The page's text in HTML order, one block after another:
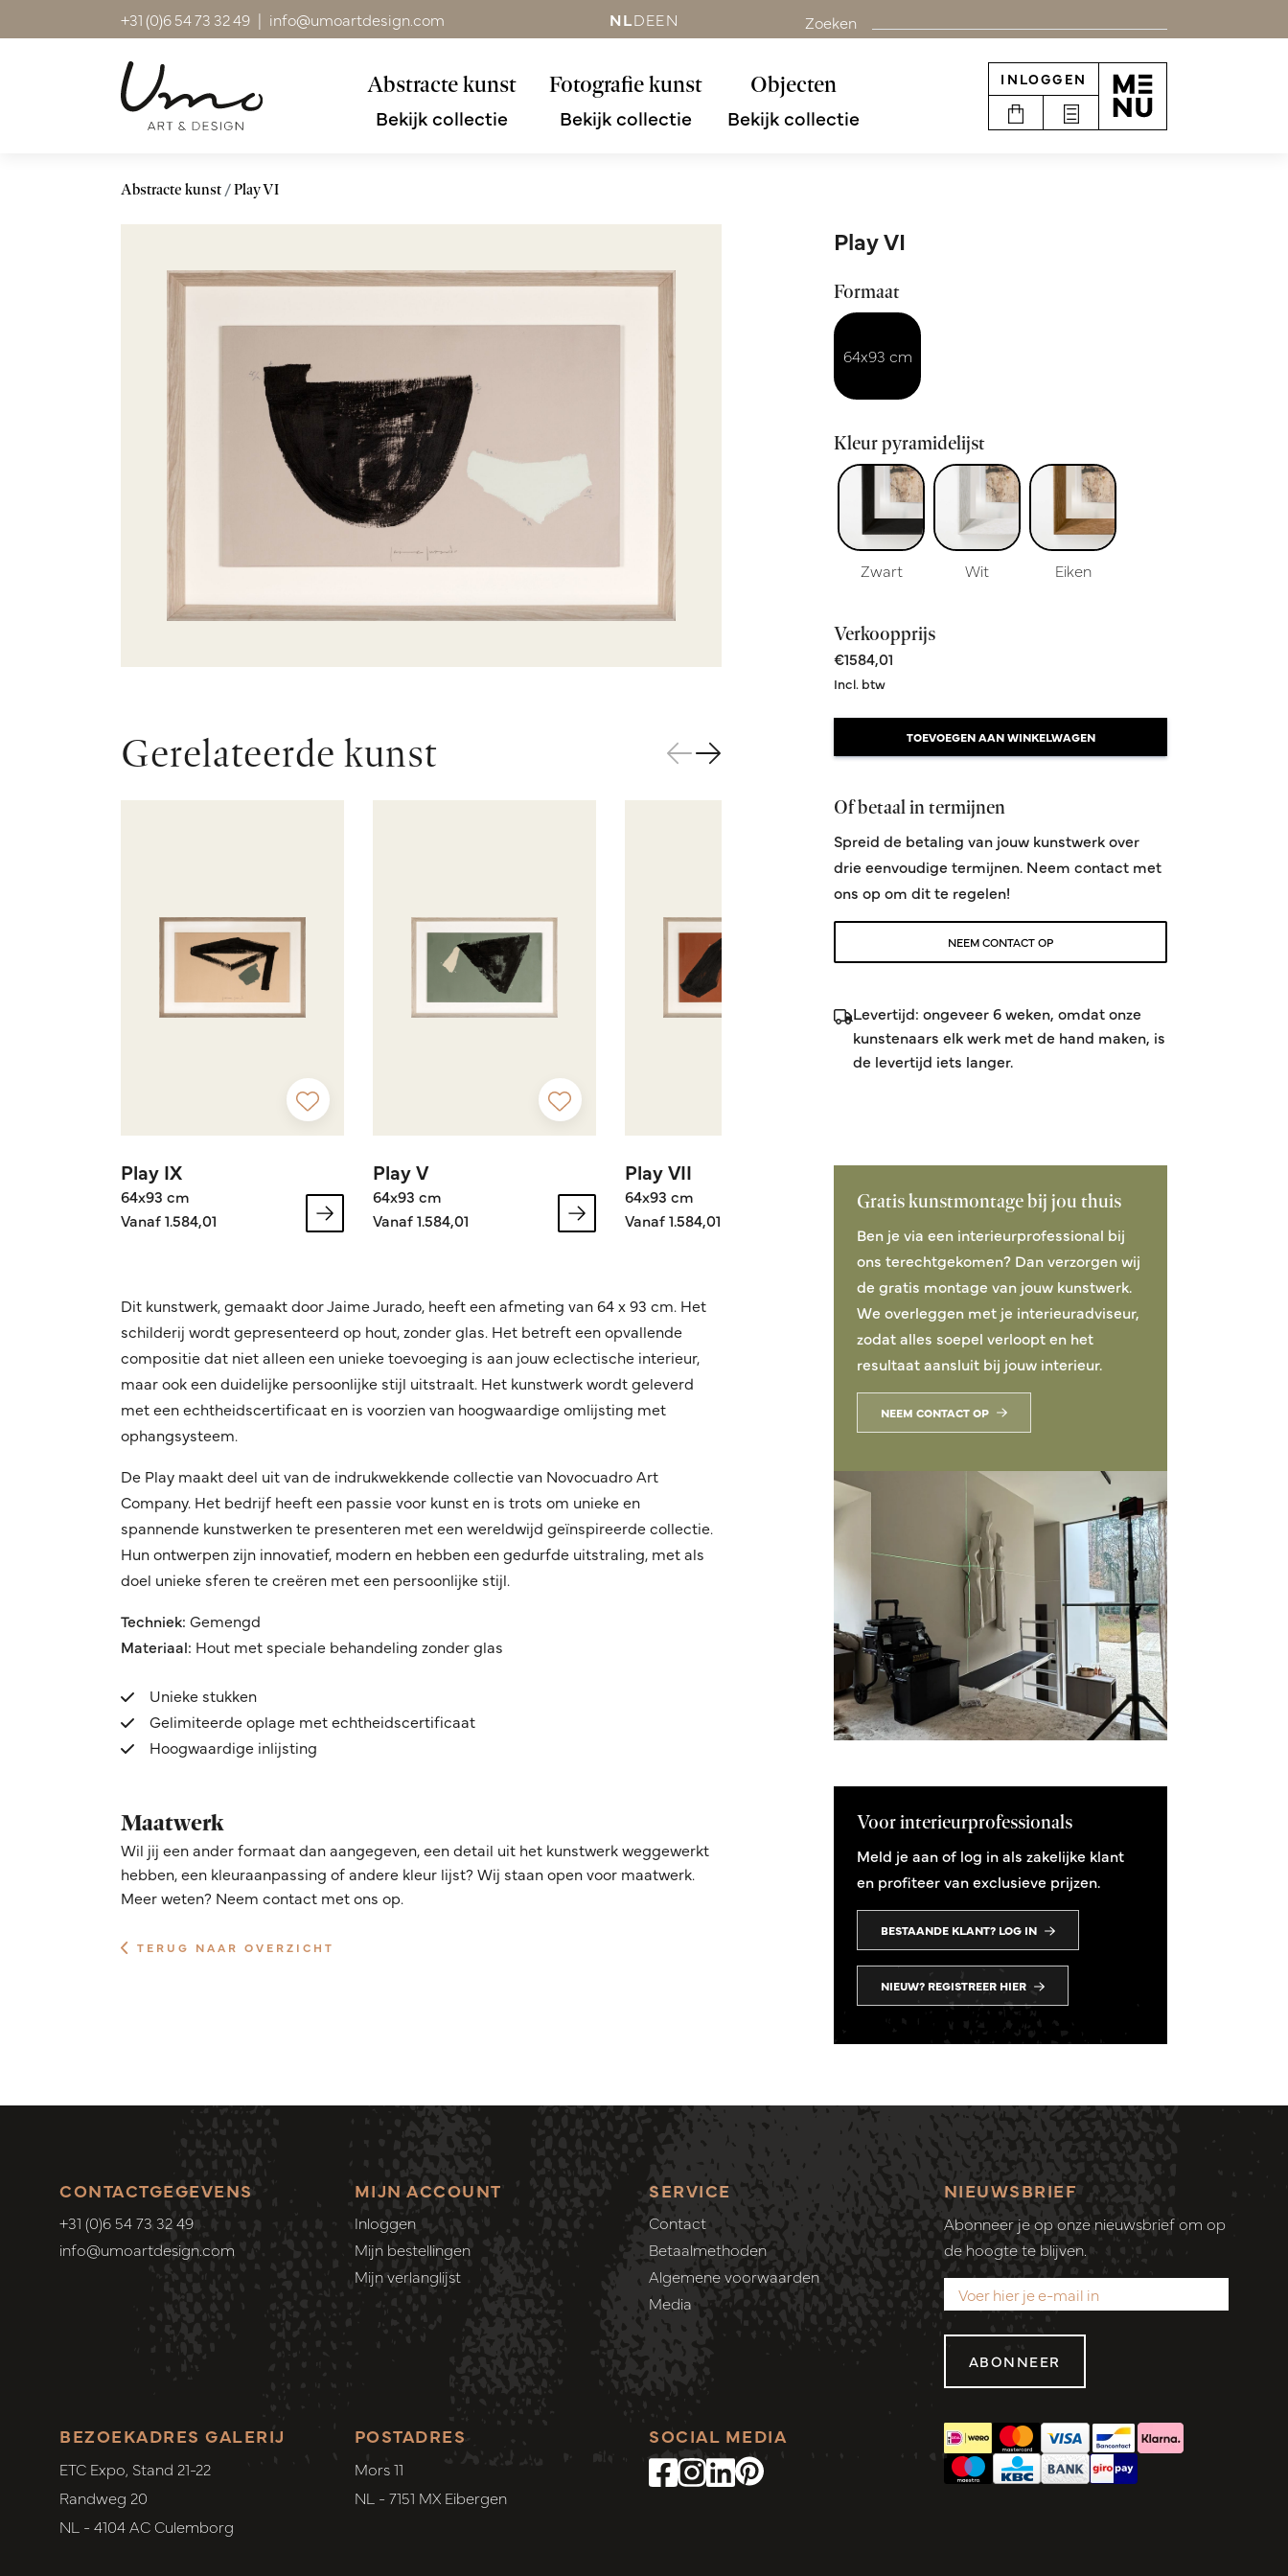
+31 (0)6 54 73 32 49 | info@umoartdesign.com NLDEEN Zoeken
Abstracte kunst
Bekijk collectie
Fotografie kunst
Bekijk collectie
Objecten
Bekijk collectie
INLOGGEN
Abstracte kunst Play VI
Gerelateerde kunst
Play IX
64x93 cm
Vanaf 1.584,01
Play V
64x93 cm
Vanaf 1.584,01
Play VII
64x93 cm
Vanaf 1.584,01
Play VIII
64x93 cm
Play X
Dit kunstwerk, gemaakt door Jaime Jurado, heeft een afmeting van 64 x 93 cm. Het
schilderij wordt gepresenteerd op hout, zonder glas. Het betreft een opvallende
compositie dat niet alleen een unieke toevoeging is aan jouw eclectische interieur,
maar ook een duidelijke persoonlijke stijl uitstraalt. Het kunstwerk wordt geleverd
met een echtheidscertificaat en is voorzien van hoogwaardige omlijsting met
ophangsysteem.
De Play maakt deel uit van de indrukwekkende collectie van Novocuadro Art
Company. Het bedrijf heeft een passie voor kunst en is trots om unieke en
spannende kunstwerken te presenteren met een wereldwijd geïnspireerde collectie.
Hun ontwerpen zijn innovatief, modern en hebben een gedurfde uitstraling, met als
doel unieke sferen te creëren met een persoonlijke stijl.
Techniek: Gemengd
Materiaal: Hout met speciale behandeling zonder glas
Unieke stukken
Gelimiteerde oplage met echtheidscertificaat
Hoogwaardige inlijsting
Maatwerk
Wil jij een ander formaat dan aangegeven, een detail uit het kunstwerk weggewerkt
hebben, een kleuraanpassing of andere kleur lijst? Wij staan open voor maatwerk.
Meer weten? Neem contact met ons op.
TERUG NAAR OVERZICHT
Play VI
Formaat
64x93 cm
Kleur pyramidelijst
Zwart Wit Eiken
Verkoopprijs
€1584,01
Incl. btw
TOEVOEGEN AAN WINKELWAGEN
Of betaal in termijnen
Spreid de betaling van jouw kunstwerk over
drie eenvoudige termijnen. Neem contact met
ons op om dit te regelen!
NEEM CONTACT OP
Levertijd: ongeveer 6 weken, omdat onze
kunstenaars elk werk met de hand maken, is
de levertijd iets langer.
Gratis kunstmontage bij jou thuis
Ben je via een interieurprofessional bij
ons terechtgekomen? Dan verzorgen wij
de gratis montage van jouw kunstwerk.
We overleggen met je interieuradviseur,
zodat alles soepel verloopt en het
resultaat aansluit bij jouw interieur.
NEEM CONTACT OP
Voor interieurprofessionals
Meld je aan of log in als zakelijke klant
en profiteer van exclusieve prijzen.
BESTAANDE KLANT? LOG IN
NIEUW? REGISTREER HIER
CONTACTGEGEVENS
+31 (0)6 54 73 32 49
info@umoartdesign.com
MIJN ACCOUNT
Inloggen
Mijn bestellingen
Mijn verlanglijst
SERVICE
Contact
Betaalmethoden
Algemene voorwaarden
Media
SOCIAL MEDIA
POSTADRES
Mors 11
NL - 7151 MX Eibergen
BEZOEKADRES GALERIJ
ETC Expo, Stand 21-22
Randweg 20
NL - 4104 AC Culemborg
NIEUWSBRIEF
Abonneer je op onze nieuwsbrief om op
de hoogte te blijven.
ABONNEER